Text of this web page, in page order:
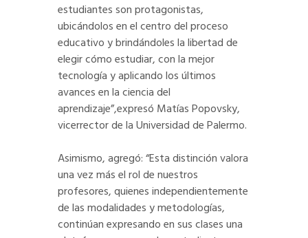
estudiantes son protagonistas,
ubicándolos en el centro del proceso
educativo y brindándoles la libertad de
elegir cómo estudiar, con la mejor
tecnología y aplicando los últimos
avances en la ciencia del
aprendizaje”,expresó Matías Popovsky,
vicerrector de la Universidad de Palermo.
Asimismo, agregó: “Esta distinción valora
una vez más el rol de nuestros
profesores, quienes independientemente
de las modalidades y metodologías,
continúan expresando en sus clases una